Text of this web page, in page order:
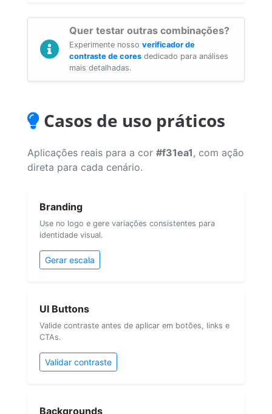
Quer testar outras combinações?
Experimente nosso verificador de
contraste de cores dedicado para análises
mais detalhadas.
Casos de uso práticos
Aplicações reais para a cor #f31ea1 , com ação
direta para cada cenário.
Branding
Use no logo e gere variações consistentes para
identidade visual.
Gerar escala
UI Buttons
Valide contraste antes de aplicar em botões, links e
CTAs.
Validar contraste
Backgrounds